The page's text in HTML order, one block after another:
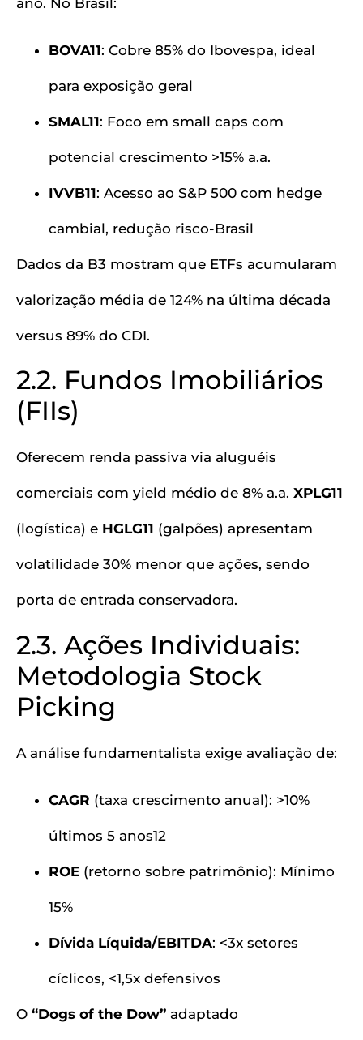
BOVA11: Cobre 85% do Ibovespa, ideal
para exposição geral
SMAL11: Foco em small caps com
potencial crescimento >15% a.a.
IVVB11: Acesso ao S&P 500 com hedge
cambial, redução risco-Brasil
Dados da B3 mostram que ETFs acumularam
valorização média de 124% na última década
versus 89% do CDI.
2.2. Fundos Imobiliários
(FIIs)
Oferecem renda passiva via aluguéis
comerciais com yield médio de 8% a.a. XPLG11
(logística) e HGLG11 (galpões) apresentam
volatilidade 30% menor que ações, sendo
porta de entrada conservadora.
2.3. Ações Individuais:
Metodologia Stock
Picking
A análise fundamentalista exige avaliação de:
CAGR (taxa crescimento anual): >10%
últimos 5 anos12
ROE (retorno sobre patrimônio): Mínimo
15%
Dívida Líquida/EBITDA: <3x setores
cíclicos, <1,5x defensivos
O “Dogs of the Dow” adaptado